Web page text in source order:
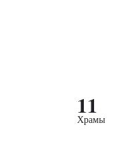
11
Храмы